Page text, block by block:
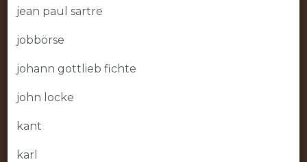
jean paul sartre
jobbörse
johann gottlieb fichte
john locke
kant
karl